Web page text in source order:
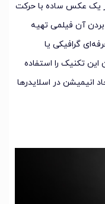
یک عکس ساده با حرکت
آن فیلمی تهیه
گرافیکی یا
این تکنیک را استفاده
انیمیشن در اسلایدرها